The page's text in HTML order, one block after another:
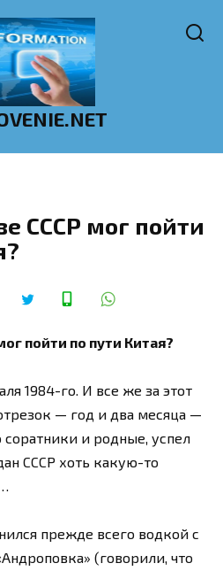
СССР мог пойти
пойти по пути Китая?
1984-го. И все же за этот
— год и два месяца —
соратники и родные, успел
СССР хоть какую-то
прежде всего водкой с
(говорили, что